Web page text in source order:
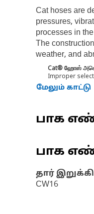
Cat hoses are
pressures,
processes in
The
weather, and
Cat® ஹோஸ்
Improper
மேலும் காட்டு
பாக
பாக
தார் இறுக்கி
CW16